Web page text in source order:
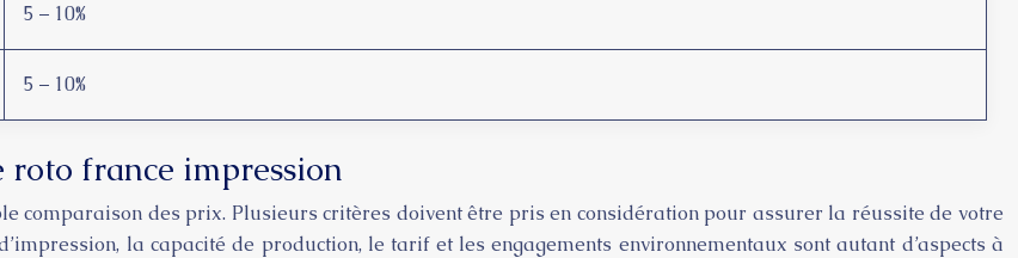
5 – 10%
5 – 10%
roto france impression
comparaison des prix. Plusieurs critères doivent être pris en considération pour assurer la réussite de votre
la capacité de production, le tarif et les engagements environnementaux sont autant d’aspects à